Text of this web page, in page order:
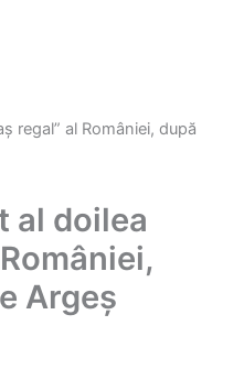
al doilea
Argeş